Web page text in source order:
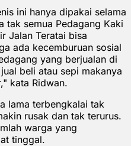
ini hanya dipakai selama
tak semua Pedagang Kaki
Jalan Teratai bisa
ada kecemburuan sosial
yang berjualan di
beli atau sepi makanya
kata Ridwan.
lama terbengkalai tak
rusak dan tak terurus.
warga yang
tinggal.